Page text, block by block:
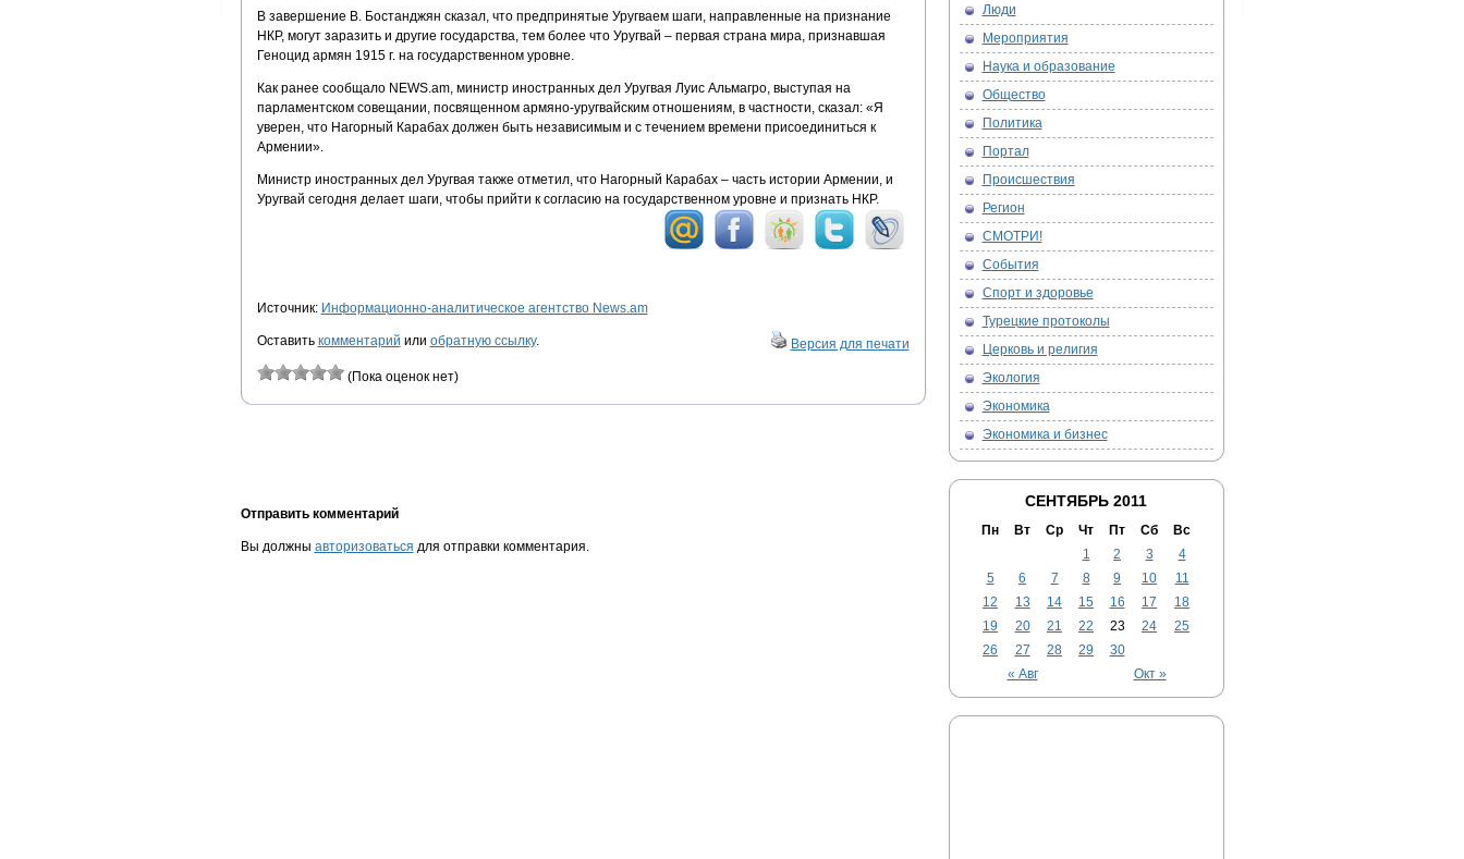
В завершение В. Бостанджян сказал, что предпринятые Уругваем шаги, направленные на признание
НКР, могут заразить и другие государства, тем более что Уругвай – первая страна мира, признавшая
Геноцид армян 1915 г. на государственном уровне.
Как ранее сообщало NEWS.am, министр иностранных дел Уругвая Луис Альмагро, выступая на
парламентском совещании, посвященном армяно-уругвайским отношениям, в частности, сказал: «Я
уверен, что Нагорный Карабах должен быть независимым и с течением времени присоединиться к
Армении».
Министр иностранных дел Уругвая также отметил, что Нагорный Карабах – часть истории Армении, и
Уругвай сегодня делает шаги, чтобы прийти к согласию на государственном уровне и признать НКР.
Источник: Информационно-аналитическое агентство News.am
Оставить комментарий или обратную ссылку. Версия для печати
(Пока оценок нет)
Отправить комментарий
Вы должны авторизоваться для отправки комментария.
Люди
Мероприятия
Наука и образование
Общество
Политика
Портал
Происшествия
Регион
СМОТРИ!
События
Спорт и здоровье
Турецкие протоколы
Церковь и религия
Экология
Экономика
Экономика и бизнес
СЕНТЯБРЬ 2011
Пн Вт Ср Чт Пт Сб Вс
« Авг Окт »
1 2 3
4
5
6 7 8 9 10
11
12
13 14 15 16 17
18
19
20 21 22 23 24
25
26
27 28 29 30